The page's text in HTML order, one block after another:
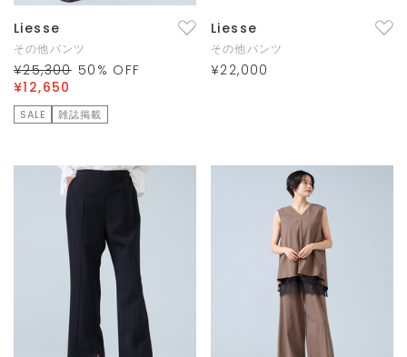
Liesse
その他パンツ
¥25,300 50 % OFF
¥12,650
SALE 雑誌掲載
Liesse
その他パンツ
¥22,000